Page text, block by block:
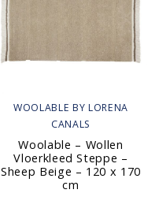
WOOLABLE BY LORENA
CANALS
Woolable – Wollen
Vloerkleed Steppe –
Sheep Beige – 120 x 170
cm